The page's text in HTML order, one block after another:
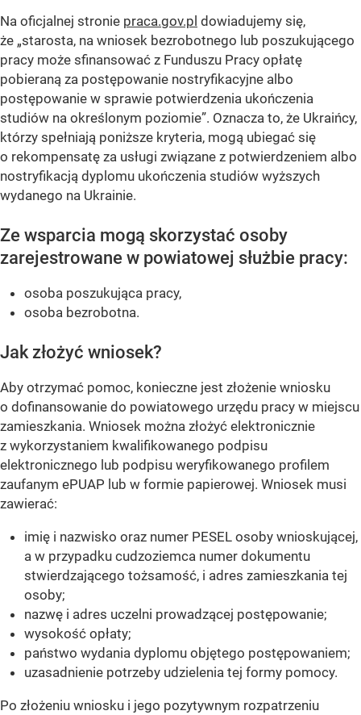
Na oficjalnej stronie praca.gov.pl dowiadujemy się,
że „starosta, na wniosek bezrobotnego lub poszukującego
pracy może sfinansować z Funduszu Pracy opłatę
pobieraną za postępowanie nostryfikacyjne albo
postępowanie w sprawie potwierdzenia ukończenia
studiów na określonym poziomie”. Oznacza to, że Ukraińcy,
którzy spełniają poniższe kryteria, mogą ubiegać się
o rekompensatę za usługi związane z potwierdzeniem albo
nostryfikacją dyplomu ukończenia studiów wyższych
wydanego na Ukrainie.
Ze wsparcia mogą skorzystać osoby
zarejestrowane w powiatowej służbie pracy:
osoba poszukująca pracy,
osoba bezrobotna.
Jak złożyć wniosek?
Aby otrzymać pomoc, konieczne jest złożenie wniosku
o dofinansowanie do powiatowego urzędu pracy w miejscu
zamieszkania. Wniosek można złożyć elektronicznie
z wykorzystaniem kwalifikowanego podpisu
elektronicznego lub podpisu weryfikowanego profilem
zaufanym ePUAP lub w formie papierowej. Wniosek musi
zawierać:
imię i nazwisko oraz numer PESEL osoby wnioskującej,
a w przypadku cudzoziemca numer dokumentu
stwierdzającego tożsamość, i adres zamieszkania tej
osoby;
nazwę i adres uczelni prowadzącej postępowanie;
wysokość opłaty;
państwo wydania dyplomu objętego postępowaniem;
uzasadnienie potrzeby udzielenia tej formy pomocy.
Po złożeniu wniosku i jego pozytywnym rozpatrzeniu